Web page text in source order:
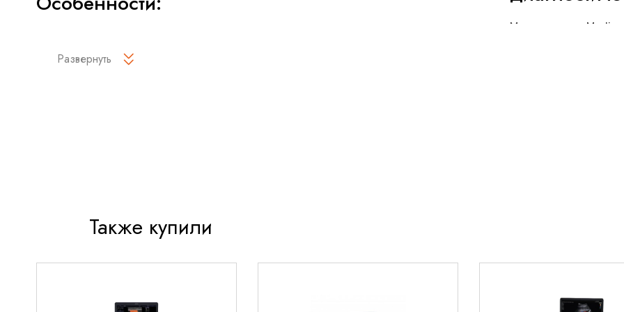
стандартные технологии ультразвуковых исследований, обеспечивая
более высокое разрешение и четкость изображения.
Технология визуализации MicroFlow:
обеспечивая визуализацию мелких сосудов с минимальными
Технологии датчиков PureWave и xMATRIX:
Мы, компания
и предоставит
заключения
Развернуть
Также купили